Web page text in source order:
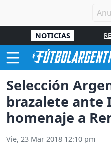
NOTICIAS
Selección
brazalete ante
homenaje a
Vie, 23 Mar 2018 12:10 pm